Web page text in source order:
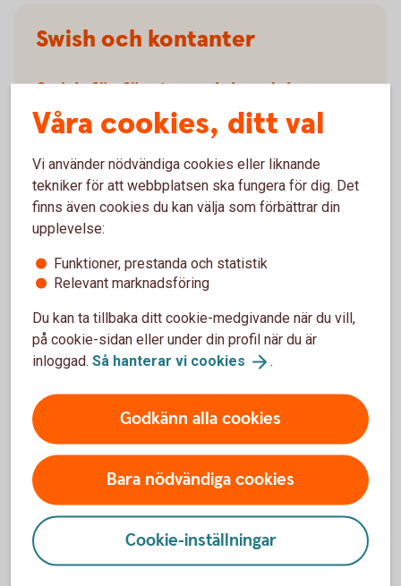
Swish och kontanter
Swish för företag och handel
Ta betalt med mobilen – snabbt, smidigt och säkert.
Swish för företag ochhandel
Kontanthantering
dig till Loomis och teckna ett direktavtal med ett
värdebolag. De erbjuder bland annat
värdetransporter, växel och deponering av sedlar och
Kontanthantering(loomis.se)
Våra cookies, ditt val
Vi använder nödvändiga cookies eller liknande
tekniker för att webbplatsen ska fungera för dig. Det
finns även cookies du kan välja som förbättrar din
upplevelse:
Funktioner, prestanda och statistik
Relevant marknadsföring
Du kan ta tillbaka ditt cookie-medgivande när du vill,
på cookie-sidan eller under din profil när du är
inloggad. Så hanterar vi cookies .
Godkänn alla cookies
Bara nödvändiga cookies
Cookie-inställningar